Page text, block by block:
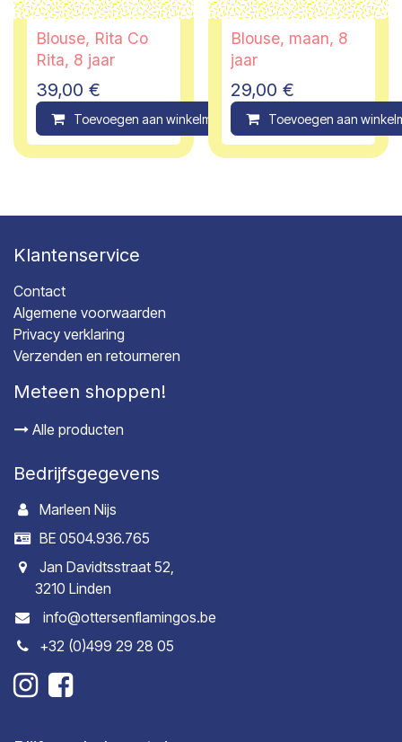
Blouse, Rita Co
Rita, 8 jaar
39,00 €
Toevoegen aan winkelmandje Compare
Blouse, maan, 8
jaar
29,00 €
Toevoegen aan
Klantenservice
Contact
Algemene voorwaarden
Privacy verklaring
Verzenden en retourneren
Meteen shoppen!
Alle producten
Bedrijfsgegevens
Marleen Nijs
BE 0504.936.765
Jan Davidtsstraat 52,
3210 Linden
info@ottersenflamingos.be
+32 (0)499 29 28 05